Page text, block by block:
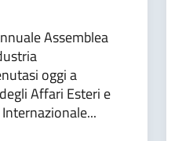
Assemblea
oggi a
Affari Esteri e